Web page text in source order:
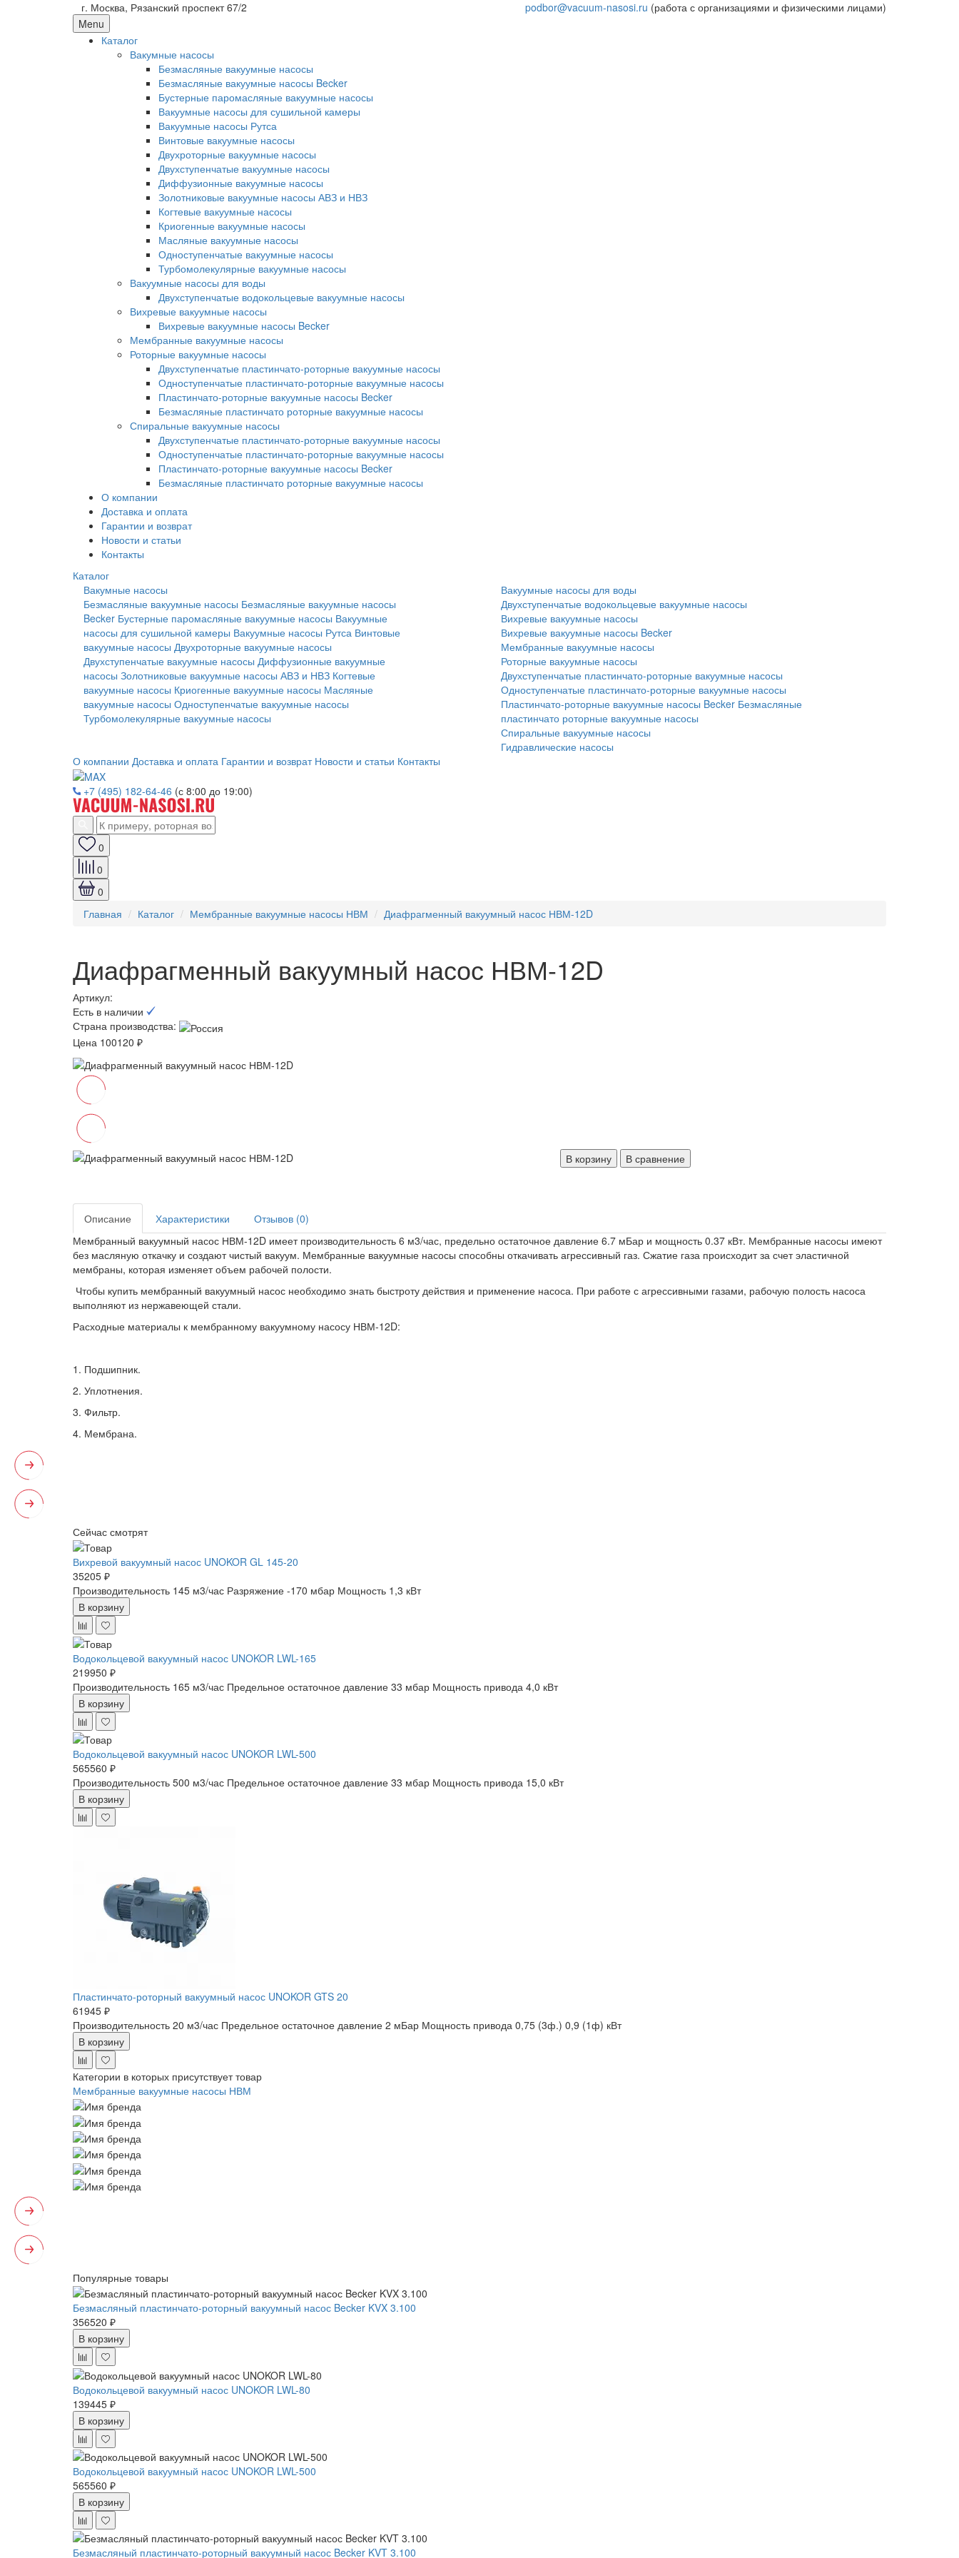
г. Москва, Рязанский проспект 67/2 podbor@vacuum-nasosi.ru (работа с организациями и физическими лицами)
Menu
Каталог
Вакумные насосы
Безмасляные вакуумные насосы
Безмасляные вакуумные насосы Becker
Бустерные паромасляные вакуумные насосы
Вакуумные насосы для сушильной камеры
Вакуумные насосы Рутса
Винтовые вакуумные насосы
Двухроторные вакуумные насосы
Двухступенчатые вакуумные насосы
Диффузионные вакуумные насосы
Золотниковые вакуумные насосы АВЗ и НВЗ
Когтевые вакуумные насосы
Криогенные вакуумные насосы
Масляные вакуумные насосы
Одноступенчатые вакуумные насосы
Турбомолекулярные вакуумные насосы
Вакуумные насосы для воды
Двухступенчатые водокольцевые вакуумные насосы
Вихревые вакуумные насосы
Вихревые вакуумные насосы Becker
Мембранные вакуумные насосы
Роторные вакуумные насосы
Двухступенчатые пластинчато-роторные вакуумные насосы
Одноступенчатые пластинчато-роторные вакуумные насосы
Пластинчато-роторные вакуумные насосы Becker
Безмасляные пластинчато роторные вакуумные насосы
Спиральные вакуумные насосы
Двухступенчатые пластинчато-роторные вакуумные насосы
Одноступенчатые пластинчато-роторные вакуумные насосы
Пластинчато-роторные вакуумные насосы Becker
Безмасляные пластинчато роторные вакуумные насосы
О компании
Доставка и оплата
Гарантии и возврат
Новости и статьи
Контакты
Каталог
Вакумные насосы
Безмасляные вакуумные насосы Безмасляные вакуумные насосы
Becker Бустерные паромасляные вакуумные насосы Вакуумные
насосы для сушильной камеры Вакуумные насосы Рутса Винтовые
вакуумные насосы Двухроторные вакуумные насосы
Двухступенчатые вакуумные насосы Диффузионные вакуумные
насосы Золотниковые вакуумные насосы АВЗ и НВЗ Когтевые
вакуумные насосы Криогенные вакуумные насосы Масляные
вакуумные насосы Одноступенчатые вакуумные насосы
Турбомолекулярные вакуумные насосы
Вакуумные насосы для воды
Двухступенчатые водокольцевые вакуумные насосы
Вихревые вакуумные насосы
Вихревые вакуумные насосы Becker
Мембранные вакуумные насосы
Роторные вакуумные насосы
Двухступенчатые пластинчато-роторные вакуумные насосы
Одноступенчатые пластинчато-роторные вакуумные насосы
Пластинчато-роторные вакуумные насосы Becker Безмасляные
пластинчато роторные вакуумные насосы
Спиральные вакуумные насосы
Гидравлические насосы
О компании Доставка и оплата Гарантии и возврат Новости и статьи Контакты
+7 (495) 182-64-46 (с 8:00 до 19:00)
0
0
0
Главная
Каталог Мембранные вакуумные насосы НВМ Диафрагменный вакуумный насос НВМ-12D
Диафрагменный вакуумный насос НВМ-12D
Артикул:
Есть в наличии
Страна производства:
Цена 100120 ₽
В корзину В сравнение
Описание Характеристики
Отзывов (0)
Мембранный вакуумный насос НВМ-12D имеет производительность 6 м3/час, предельно остаточное давление 6.7 мБар и мощность 0.37 кВт. Мембранные насосы имеют
без масляную откачку и создают чистый вакуум. Мембранные вакуумные насосы способны откачивать агрессивный газ. Сжатие газа происходит за счет эластичной
мембраны, которая изменяет объем рабочей полости.
Чтобы купить мембранный вакуумный насос необходимо знать быстроту действия и применение насоса. При работе с агрессивными газами, рабочую полость насоса
выполняют из нержавеющей стали.
Расходные материалы к мембранному вакуумному насосу НВМ-12D:
1. Подшипник.
2. Уплотнения.
3. Фильтр.
4. Мембрана.
Сейчас смотрят
Вихревой вакуумный насос UNOKOR GL 145-20
35205 ₽
Производительность 145 м3/час Разряжение -170 мбар Мощность 1,3 кВт
В корзину
Водокольцевой вакуумный насос UNOKOR LWL-165
219950 ₽
Производительность 165 м3/час Предельное остаточное давление 33 мбар Мощность привода 4,0 кВт
В корзину
Водокольцевой вакуумный насос UNOKOR LWL-500
565560 ₽
Производительность 500 м3/час Предельное остаточное давление 33 мбар Мощность привода 15,0 кВт
В корзину
Пластинчато-роторный вакуумный насос UNOKOR GTS 20
61945 ₽
Производительность 20 м3/час Предельное остаточное давление 2 мБар Мощность привода 0,75 (3ф.) 0,9 (1ф) кВт
В корзину
Категории в которых присутствует товар
Мембранные вакуумные насосы НВМ
Популярные товары
Безмасляный пластинчато-роторный вакуумный насос Becker KVX 3.100
356520 ₽
В корзину
Водокольцевой вакуумный насос UNOKOR LWL-80
139445 ₽
В корзину
Водокольцевой вакуумный насос UNOKOR LWL-500
565560 ₽
В корзину
Безмасляный пластинчато-роторный вакуумный насос Becker KVT 3.100